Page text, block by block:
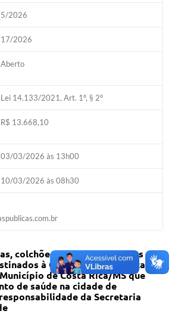
5/2026
17/2026
Aberto
Lei 14.133/2021, Art. 1º, § 2º
R$ 13.668,10
03/03/2026 às 13h00
10/03/2026 às 08h30
colchões e capas protetoras
à Casa de Apoio utilizada
de Costa Rica/MS que
de saúde na cidade de
da Secretaria